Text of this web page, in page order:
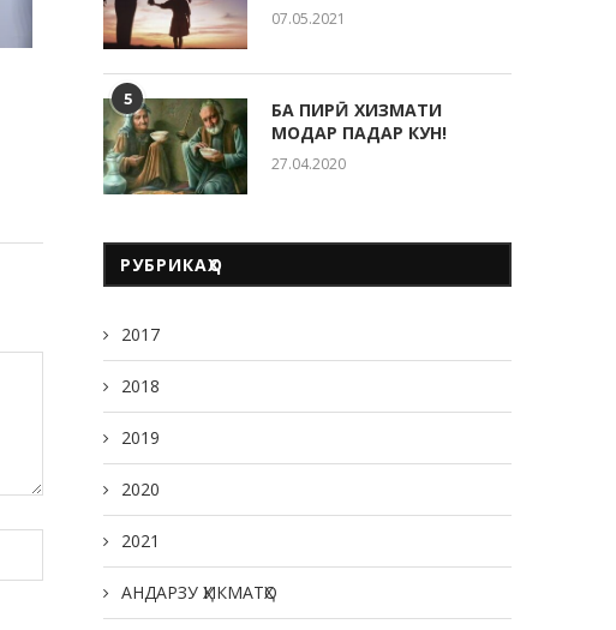
РӮЗИ ОИЛА ДАР
07.05.2021
5
БА ПИРӢ ХИЗМАТИ
МОДАР ПАДАР КУН!
27.04.2020
РУБРИКАҲО
2017
2018
2019
2020
2021
АНДАРЗУ ҲИКМАТҲО